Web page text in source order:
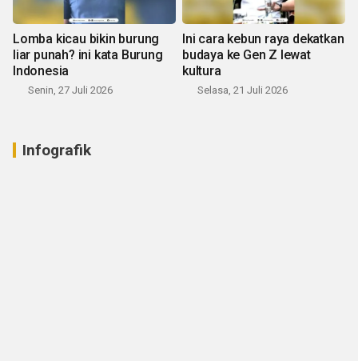
Lomba kicau bikin burung
liar punah? ini kata Burung
Indonesia
Senin, 27 Juli 2026
Ini cara kebun raya dekatkan
budaya ke Gen Z lewat
kultura
Selasa, 21 Juli 2026
Infografik